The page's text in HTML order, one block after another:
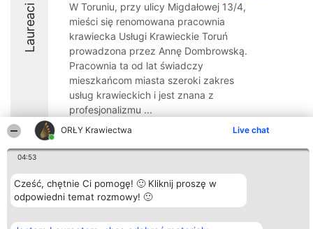
ORŁY Krawiectwa Live chat
04:53
Cześć, chętnie Ci pomogę! 🙂 Kliknij proszę w
odpowiedni temat rozmowy! 🙂
Laureaci
W Toruniu, przy ulicy Migdałowej 13/4,
mieści się renomowana pracownia
krawiecka Usługi Krawieckie Toruń
prowadzona przez Annę Dombrowską.
Pracownia ta od lat świadczy
mieszkańcom miasta szeroki zakres
usług krawieckich i jest znana z
profesjonalizmu ...
9.4
Organizator plebiscytu
Bright Side Solutions sp. z o.
o. sp. k.
Wrocław 50-079
Plebiscyt
Laureaci
Lista
Laureatów
Kontakt